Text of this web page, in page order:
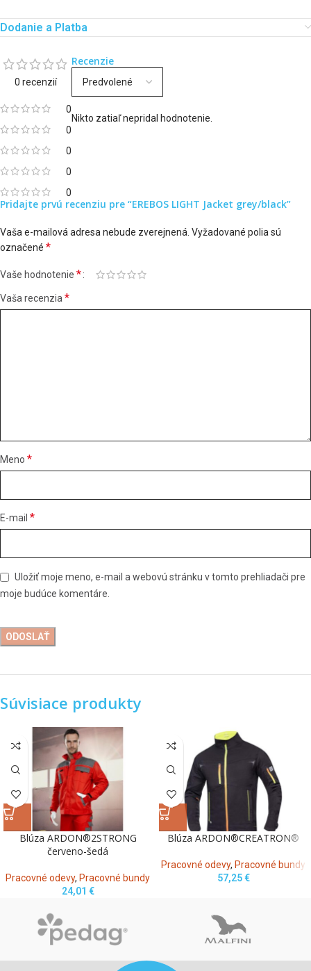
Dodanie a Platba
0 recenzií
0
0
0
0
0
Recenzie
Nikto zatiaľ nepridal hodnotenie.
Pridajte prvú recenziu pre “EREBOS LIGHT Jacket grey/black”
Vaša e-mailová adresa nebude zverejnená. Vyžadované polia sú
označené *
Vaše hodnotenie *
Vaša recenzia *
Meno *
E-mail *
Uložiť moje meno, e-mail a webovú stránku v tomto prehliadači pre
moje budúce komentáre.
Súvisiace produkty
Blúza ARDON®2STRONG
červeno-šedá
Pracovné odevy, Pracovné bundy
24,01 €
Blúza ARDON®CREATRON®
Pracovné odevy, Pracovné bundy
57,25€